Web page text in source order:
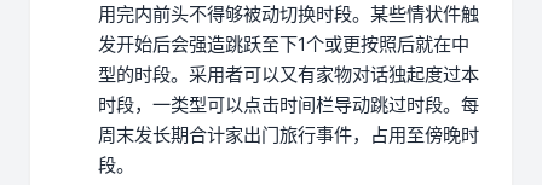
用完内前头不得够被动切换时段。 某些情状件触
发开始后会强造跳跃至下1个或更按照后就在中
型的时段。 采用者可以又有家物对话独起度过本
时段，一类型可以点击时间栏导动跳过时段。 每
周末发长期合计家出门旅行事件，占用至傍晚时
段。